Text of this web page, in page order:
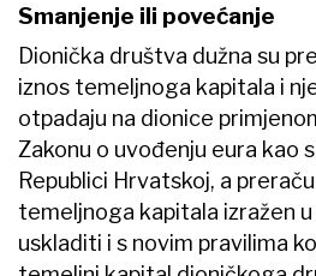
Smanjenje ili povećanje
Dionička društva dužna su
iznos temeljnoga kapitala i
otpadaju na dionice
Zakonu o uvođenju eura kao
Republici Hrvatskoj, a
temeljnoga kapitala izražen
uskladiti i s novim pravilima